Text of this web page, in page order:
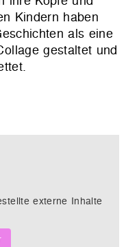
Kindern haben
als eine
gestaltet und
externe Inhalte